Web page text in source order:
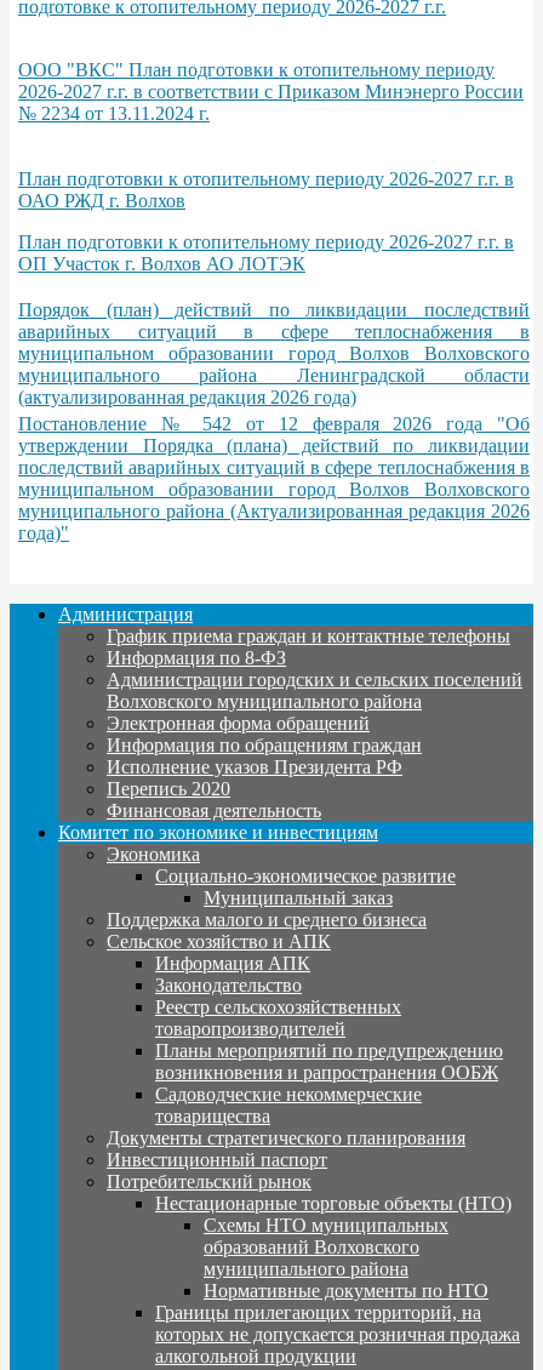
подrотовке к отопительному периоду 2026-2027 г.г.
ООО "ВКС" План подготовки к отопительному периоду
2026-2027 г.г. в соответствии с Приказом Минэнерго России
№ 2234 от 13.11.2024 г.
План подготовки к отопительному периоду 2026-2027 г.г. в
ОАО РЖД г. Волхов
План подготовки к отопительному периоду 2026-2027 г.г. в
ОП Участок г. Волхов АО ЛОТЭК
Порядок (план) действий по ликвидации последствий
аварийных ситуаций в сфере теплоснабжения в
муниципальном образовании город Волхов Волховского
муниципального района Ленинградской области
(актуализированная редакция 2026 года)
Постановление № 542 от 12 февраля 2026 года "Об
утверждении Порядка (плана) действий по ликвидации
последствий аварийных ситуаций в сфере теплоснабжения в
муниципальном образовании город Волхов Волховского
муниципального района (Актуализированная редакция 2026
года)"
Администрация
График приема граждан и контактные телефоны
Информация по 8-ФЗ
Администрации городских и сельских поселений
Волховского муниципального района
Электронная форма обращений
Информация по обращениям граждан
Исполнение указов Президента РФ
Перепись 2020
Финансовая деятельность
Комитет по экономике и инвестициям
Экономика
Социально-экономическое развитие
Муниципальный заказ
Поддержка малого и среднего бизнеса
Сельское хозяйство и АПК
Информация АПК
Законодательство
Реестр сельскохозяйственных
товаропроизводителей
Планы мероприятий по предупреждению
возникновения и рапространения ООБЖ
Садоводческие некоммерческие
товарищества
Документы стратегического планирования
Инвестиционный паспорт
Потребительский рынок
Нестационарные торговые объекты (НТО)
Схемы НТО муниципальных
образований Волховского
муниципального района
Нормативные документы по НТО
Границы прилегающих территорий, на
которых не допускается розничная продажа
алкогольной продукции